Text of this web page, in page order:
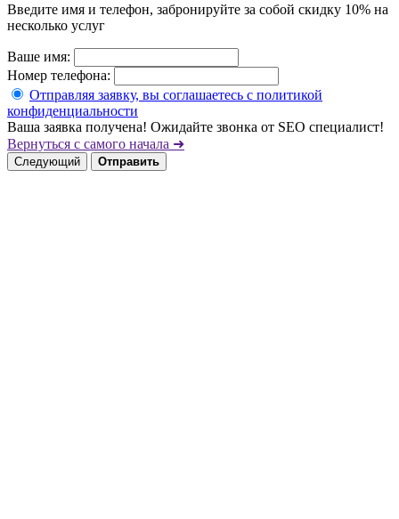
Введите имя и телефон, забронируйте за собой скидку 10% на
несколько услуг
Ваше имя:
Номер телефона:
Отправляя заявку, вы соглашаетесь с политикой
конфиденциальности
Ваша заявка получена! Ожидайте звонка от SEO специалист!
Вернуться с самого начала ➜
Следующий Отправить